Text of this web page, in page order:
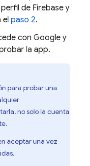
de Firebase y
el paso 2.
con Google y
la app.
para probar una
no solo la cuenta
aceptar una vez